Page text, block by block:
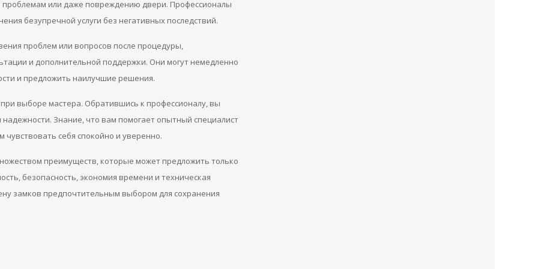
или даже повреждению двери. Профессионалы
безупречной услуги без негативных последствий.
проблем или вопросов после процедуры,
и дополнительной поддержки. Они могут немедленно
и предложить наилучшие решения.
выборе мастера. Обратившись к профессионалу, вы
Знание, что вам помогает опытный специалист
себя спокойно и уверенно.
преимуществ, которые может предложить только
безопасность, экономия времени и техническая
замков предпочтительным выбором для сохранения